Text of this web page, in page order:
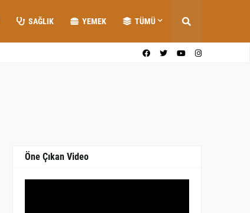
SAĞLIK YEMEK TÜMÜ
Öne Çıkan Video